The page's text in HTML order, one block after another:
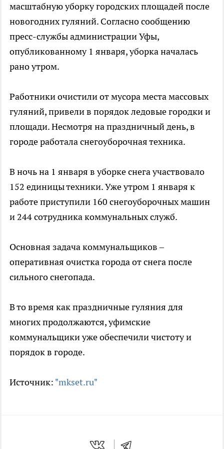
масштабную уборку городских площадей после
новогодних гуляний. Согласно сообщению
пресс-службы администрации Уфы,
опубликованному 1 января, уборка началась
рано утром.
Работники очистили от мусора места массовых
гуляний, привели в порядок ледовые городки и
площади. Несмотря на праздничный день, в
городе работала снегоуборочная техника.
В ночь на 1 января в уборке снега участвовало
152 единицы техники. Уже утром 1 января к
работе приступили 160 снегоуборочных машин
и 244 сотрудника коммунальных служб.
Основная задача коммунальщиков –
оперативная очистка города от снега после
сильного снегопада.
В то время как праздничные гуляния для
многих продолжаются, уфимские
коммунальщики уже обеспечили чистоту и
порядок в городе.
Источник: "mkset.ru"